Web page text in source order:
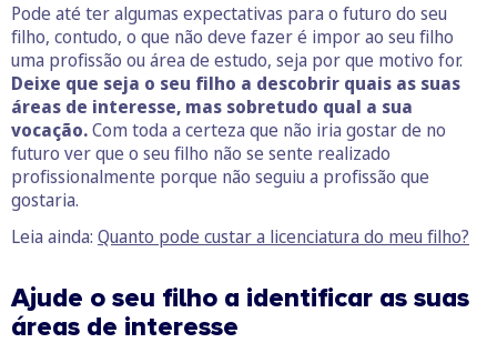
Pode até ter algumas expectativas para o futuro do seu
filho, contudo, o que não deve fazer é impor ao seu filho
uma profissão ou área de estudo, seja por que motivo for.
Deixe que seja o seu filho a descobrir quais as suas
áreas de interesse, mas sobretudo qual a sua
vocação.Com toda a certeza que não iria gostar de no
futuro ver que o seu filho não se sente realizado
profissionalmente porque não seguiu a profissão que
gostaria.
Leia ainda: Quanto pode custar a licenciatura do meu filho?
Ajude o seu filho a identificar as suas
áreas de interesse